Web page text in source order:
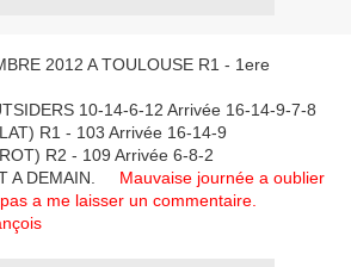
2012 A TOULOUSE R1 - 1ere
10-14-6-12 Arrivée 16-14-9-7-8
R1 - 103 Arrivée 16-14-9
R2 - 109 Arrivée 6-8-2
A DEMAIN.
Mauvaise journée a oublier
a me laisser un commentaire.